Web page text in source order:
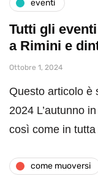
eventi
Tutti gli
a Rimini e
Ottobre 1, 2024
Questo articolo è
2024 L’autunno
così come in
come muoversi